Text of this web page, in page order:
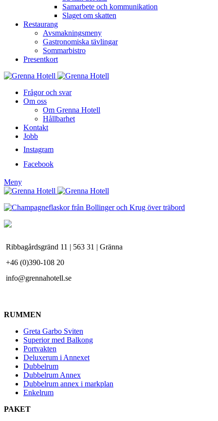
Samarbete och kommunikation
Slaget om skatten
Restaurang
Avsmakningsmeny
Gastronomiska tävlingar
Sommarbistro
Presentkort
Frågor och svar
Om oss
Om Grenna Hotell
Hållbarhet
Kontakt
Jobb
Instagram
Facebook
Meny
Ribbagårdsgränd 11 | 563 31 | Gränna
+46 (0)390-108 20
info@grennahotell.se
RUMMEN
Greta Garbo Sviten
Superior med Balkong
Portvakten
Deluxerum i Annexet
Dubbelrum
Dubbelrum Annex
Dubbelrum annex i markplan
Enkelrum
PAKET